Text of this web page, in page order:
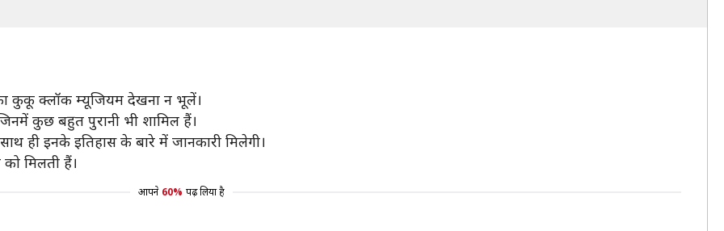
कुकू क्लॉक म्यूजियम देखना न भूलें।
कुछ बहुत पुरानी भी शामिल हैं।
ही इनके इतिहास के बारे में जानकारी मिलेगी।
मिलती हैं।
आपने 60% पढ़ लिया है